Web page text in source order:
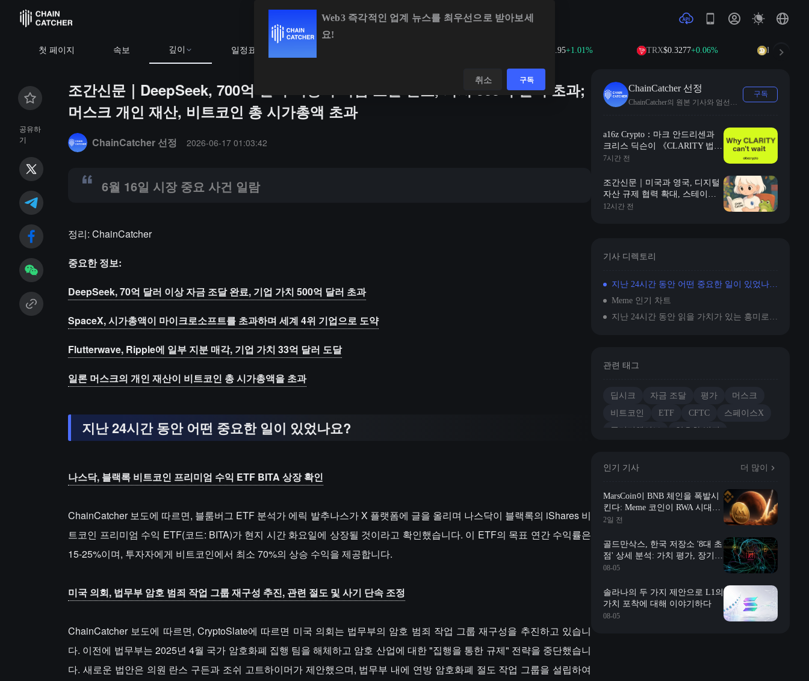
첫 페이지 속보 깊이 일정표
BTC$64,980.18 $1,918.22 +1.01% TRX$0.3277 +0.06% DOGE $0.0700
공유하
기
조간신문｜DeepSeek, 700억 달러 이상의 자금 조달 완료, 가치 500억 달러 초과;
머스크 개인 재산, 비트코인 총 시가총액 초과
ChainCatcher 선정 2026-06-17 01:03:42
6월 16일 시장 중요 사건 일람
정리: ChainCatcher
중요한 정보:
DeepSeek, 70억 달러 이상 자금 조달 완료, 기업 가치 500억 달러 초과
SpaceX, 시가총액이 마이크로소프트를 초과하며 세계 4위 기업으로 도약
Flutterwave, Ripple에 일부 지분 매각, 기업 가치 33억 달러 도달
일론 머스크의 개인 재산이 비트코인 총 시가총액을 초과
지난 24시간 동안 어떤 중요한 일이 있었나요?
나스닥, 블랙록 비트코인 프리미엄 수익 ETF BITA 상장 확인
ChainCatcher 보도에 따르면, 블룸버그 ETF 분석가 에릭 발추나스가 X 플랫폼에 글을 올리며 나스닥이 블랙록의 iShares 비
트코인 프리미엄 수익 ETF(코드: BITA)가 현지 시간 화요일에 상장될 것이라고 확인했습니다. 이 ETF의 목표 연간 수익률은
15-25%이며, 투자자에게 비트코인에서 최소 70%의 상승 수익을 제공합니다.
미국 의회, 법무부 암호 범죄 작업 그룹 재구성 추진, 관련 절도 및 사기 단속 조정
ChainCatcher 보도에 따르면, CryptoSlate에 따르면 미국 의회는 법무부의 암호 범죄 작업 그룹 재구성을 추진하고 있습니
다. 이전에 법무부는 2025년 4월 국가 암호화폐 집행 팀을 해체하고 암호 산업에 대한 "집행을 통한 규제" 전략을 중단했습니
다. 새로운 법안은 의원 란스 구든과 조쉬 고트하이머가 제안했으며, 법무부 내에 연방 암호화폐 절도 작업 그룹을 설립하여
ChainCatcher 선정
ChainCatcher의 원본 기사와 엄선된 속보를 수록합니다.
구독
a16z Crypto：마크 안드리센과
크리스 딕슨이 《CLARITY 법
안》이 왜 시급한지 해석하다
7시간 전
조간신문｜미국과 영국, 디지털
자산 규제 협력 확대, 스테이블
코인 비교 기준 마련 계획; S&P
12시간 전
기사 디렉토리
지난 24시간 동안 어떤 중요한 일이 있었나요?
Meme 인기 차트
지난 24시간 동안 읽을 가치가 있는 흥미로운 기사들
관련 태그
딥시크 자금 조달 평가
머스크
비트코인
ETF CFTC
스페이스X
플러터웨이브
암호화 범죄
인기 기사 더 많이
MarsCoin이 BNB 체인을 폭발시
킨다: Meme 코인이 RWA 시대에
진입할까?
2일 전
골드만삭스, 한국 저장소 '8대 초
점' 상세 분석: 가치 평가, 장기
계약, 재고, 장신 충격, 자사주 매
08-05
솔라나의 두 가지 제안으로 L1의
가치 포착에 대해 이야기하다
08-05
Web3 즉각적인 업계 뉴스를 최우선으로 받아보세
요!
취소 구독